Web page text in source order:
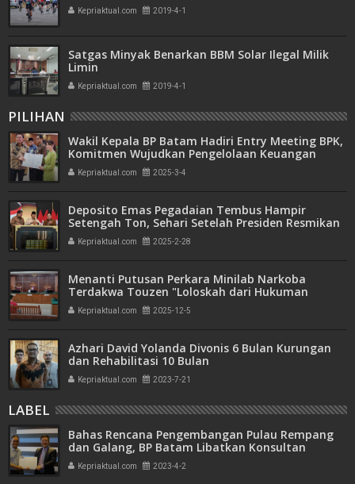
Kepriaktual.com 2019-4-1
Satgas Minyak Benarkan BBM Solar Ilegal Milik
Limin
Kepriaktual.com 2019-4-1
PILIHAN
Wakil Kepala BP Batam Hadiri Entry Meeting BPK,
Komitmen Wujudkan Pengelolaan Keuangan
Transparan dan Akuntabel
Kepriaktual.com 2025-3-4
Deposito Emas Pegadaian Tembus Hampir
Setengah Ton, Sehari Setelah Presiden Resmikan
Bank Emas
Kepriaktual.com 2025-2-28
Menanti Putusan Perkara Minilab Narkoba
Terdakwa Touzen "Loloskah dari Hukuman
Seumur Hidup atau Mati"
Kepriaktual.com 2025-12-5
Azhari David Yolanda Divonis 6 Bulan Kurungan
dan Rehabilitasi 10 Bulan
Kepriaktual.com 2023-7-21
LABEL
Bahas Rencana Pengembangan Pulau Rempang
dan Galang, BP Batam Libatkan Konsultan
Internasional
Kepriaktual.com 2023-4-2